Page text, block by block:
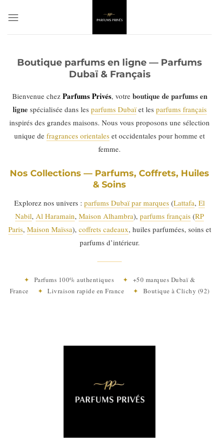
au
Boutique parfums en ligne — Parfums
Dubaï & Français
Bienvenue chez Parfums Privés, votre boutique de parfums en
lignespécialisée dans les parfums Dubaïet les parfums français
inspirés des grandes maisons. Nous vous proposons une sélection
unique de fragrances orientales et occidentales pour homme et
femme.
Nos Collections — Parfums, Coffrets, Huiles
& Soins
Explorez nos univers : parfums Dubaï par marques (Lattafa, El
Nabil, Al Haramain, Maison Alhambra), parfums français (RP
Paris, Maison Maïssa), coffrets cadeaux, huiles parfumées, soins et
parfums d’intérieur.
✦ Parfums 100% authentiques ✦ +50 marques Dubaï &
France ✦ Livraison rapide en France ✦ Boutique à Clichy (92)